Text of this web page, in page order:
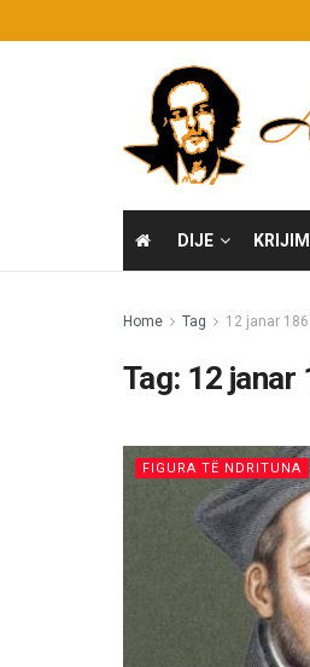
DIJE
Home Tag 12 janar
Tag: 12 janar
FIGURA TË NDRITUNA